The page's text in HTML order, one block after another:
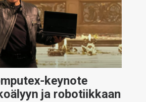
keynote
ja robotiikkaan